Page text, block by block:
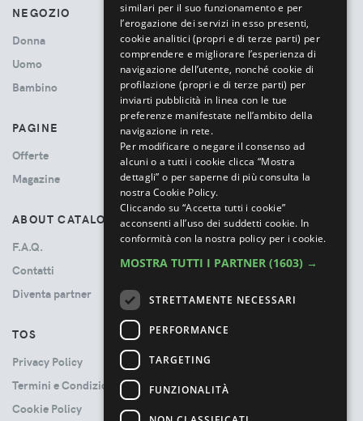
NEGOZIO
Donna
Uomo
Bambino
PAGINE
Offerte
Magazine
ABOUT CATALOVE
F.A.Q.
Contatti
Diventa partner
TOS
Privacy Policy
Termini e Condizioni
Cookie Policy
similari per il suo funzionamento e per
l’erogazione dei servizi in esso presenti,
cookie analitici (propri e di terze parti) per
comprendere e migliorare l’esperienza di
navigazione dell’utente, nonché cookie di
profilazione (propri e di terze parti) per
inviarti pubblicità in linea con le tue
preferenze manifestate nell’ambito della
navigazione in rete.
Per modificare o negare il consenso ad
alcuni o a tutti i cookie clicca “Mostra
dettagli” o per saperne di più consulta la
nostra Cookie Policy.
Cliccando su “Accetta tutti i cookie”
acconsenti all’uso dei suddetti cookie. In
conformità con la nostra policy per i cookie.
MOSTRA TUTTI I PARTNER (1603) →
STRETTAMENTE NECESSARI
PERFORMANCE
TARGETING
FUNZIONALITÀ